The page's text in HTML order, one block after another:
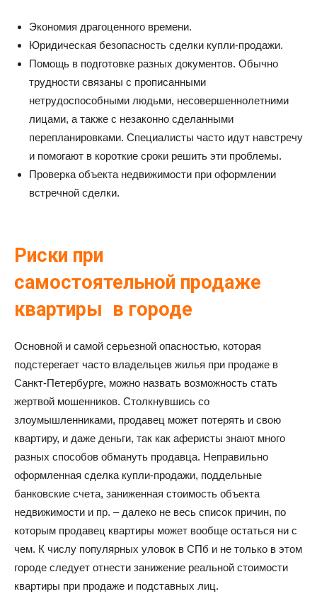
Экономия драгоценного времени.
Юридическая безопасность сделки купли-продажи.
Помощь в подготовке разных документов. Обычно
трудности связаны с прописанными
нетрудоспособными людьми, несовершеннолетними
лицами, а также с незаконно сделанными
перепланировками. Специалисты часто идут навстречу
и помогают в короткие сроки решить эти проблемы.
Проверка объекта недвижимости при оформлении
встречной сделки.
Риски при
самостоятельной продаже
квартиры в городе
Основной и самой серьезной опасностью, которая
подстерегает часто владельцев жилья при продаже в
Санкт-Петербурге, можно назвать возможность стать
жертвой мошенников. Столкнувшись со
злоумышленниками, продавец может потерять и свою
квартиру, и даже деньги, так как аферисты знают много
разных способов обмануть продавца. Неправильно
оформленная сделка купли-продажи, поддельные
банковские счета, заниженная стоимость объекта
недвижимости и пр. – далеко не весь список причин, по
которым продавец квартиры может вообще остаться ни с
чем. К числу популярных уловок в СПб и не только в этом
городе следует отнести занижение реальной стоимости
квартиры при продаже и подставных лиц.